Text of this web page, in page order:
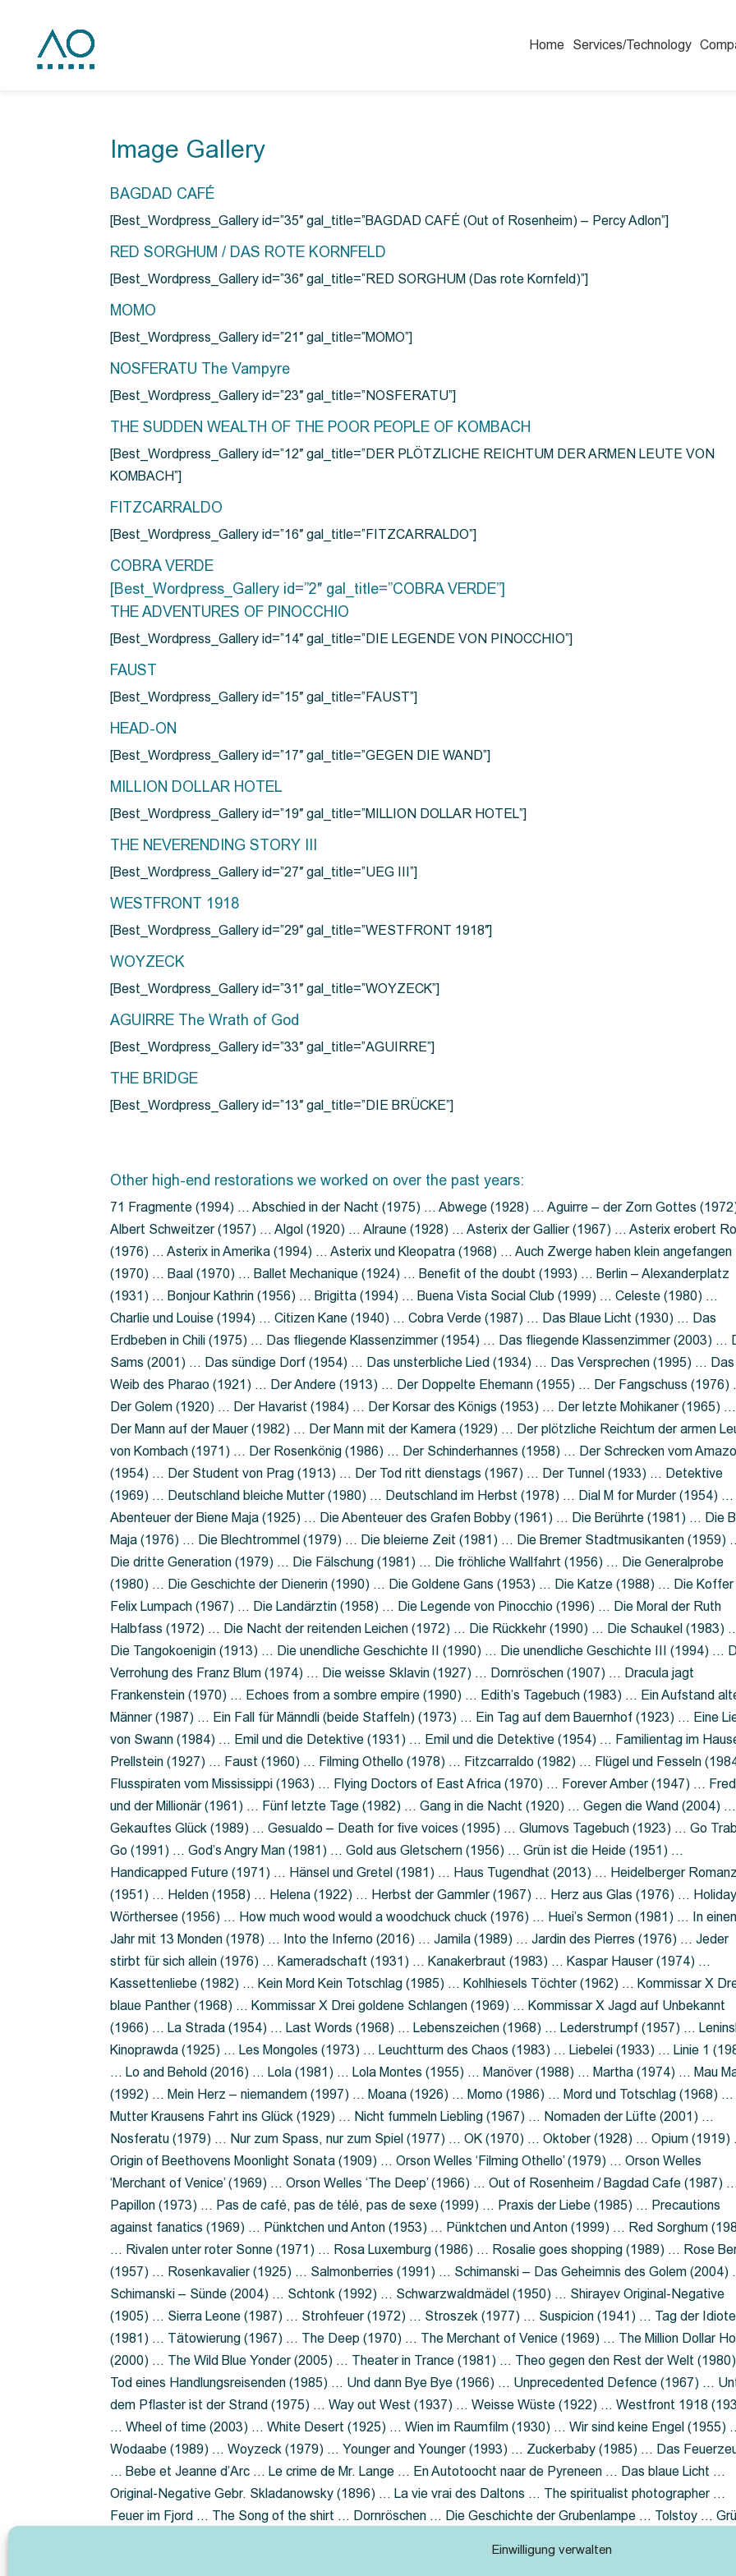
Einwilligung verwalten
Home Services/Technology
Image Gallery
BAGDAD CAFÉ
[Best_Wordpress_Gallery id=”35″ gal_title=”BAGDAD CAFÉ (Out of Rosenheim) – Percy Adlon”]
RED SORGHUM / DAS ROTE KORNFELD
[Best_Wordpress_Gallery id=”36″ gal_title=”RED SORGHUM (Das rote Kornfeld)”]
MOMO
[Best_Wordpress_Gallery id=”21″ gal_title=”MOMO”]
NOSFERATU The Vampyre
[Best_Wordpress_Gallery id=”23″ gal_title=”NOSFERATU”]
THE SUDDEN WEALTH OF THE POOR PEOPLE OF KOMBACH
[Best_Wordpress_Gallery id=”12″ gal_title=”DER PLÖTZLICHE REICHTUM DER ARMEN LEUTE VON
KOMBACH”]
FITZCARRALDO
[Best_Wordpress_Gallery id=”16″ gal_title=”FITZCARRALDO”]
COBRA VERDE
[Best_Wordpress_Gallery id=”2″ gal_title=”COBRA VERDE”]
THE ADVENTURES OF PINOCCHIO
[Best_Wordpress_Gallery id=”14″ gal_title=”DIE LEGENDE VON PINOCCHIO”]
FAUST
[Best_Wordpress_Gallery id=”15″ gal_title=”FAUST”]
HEAD-ON
[Best_Wordpress_Gallery id=”17″ gal_title=”GEGEN DIE WAND”]
MILLION DOLLAR HOTEL
[Best_Wordpress_Gallery id=”19″ gal_title=”MILLION DOLLAR HOTEL”]
THE NEVERENDING STORY III
[Best_Wordpress_Gallery id=”27″ gal_title=”UEG III”]
WESTFRONT 1918
[Best_Wordpress_Gallery id=”29″ gal_title=”WESTFRONT 1918″]
WOYZECK
[Best_Wordpress_Gallery id=”31″ gal_title=”WOYZECK”]
AGUIRRE The Wrath of God
[Best_Wordpress_Gallery id=”33″ gal_title=”AGUIRRE”]
THE BRIDGE
[Best_Wordpress_Gallery id=”13″ gal_title=”DIE BRÜCKE”]
Other high-end restorations we worked on over the past years:
71 Fragmente (1994) … Abschied in der Nacht (1975) … Abwege (1928) … Aguirre – der Zorn Gottes
Albert Schweitzer (1957) … Algol (1920) … Alraune (1928) … Asterix der Gallier (1967) … Asterix erobert
(1976) … Asterix in Amerika (1994) … Asterix und Kleopatra (1968) … Auch Zwerge haben klein angefangen
(1970) … Baal (1970) … Ballet Mechanique (1924) … Benefit of the doubt (1993) … Berlin – Alexanderplatz
(1931) … Bonjour Kathrin (1956) … Brigitta (1994) … Buena Vista Social Club (1999) … Celeste (1980) …
Charlie und Louise (1994) … Citizen Kane (1940) … Cobra Verde (1987) … Das Blaue Licht (1930) … Das
Erdbeben in Chili (1975) … Das fliegende Klassenzimmer (1954) … Das fliegende Klassenzimmer (2003) …
Sams (2001) … Das sündige Dorf (1954) … Das unsterbliche Lied (1934) … Das Versprechen (1995) … Das
Weib des Pharao (1921) … Der Andere (1913) … Der Doppelte Ehemann (1955) … Der Fangschuss (1976)
Der Golem (1920) … Der Havarist (1984) … Der Korsar des Königs (1953) … Der letzte Mohikaner (1965) …
Der Mann auf der Mauer (1982) … Der Mann mit der Kamera (1929) … Der plötzliche Reichtum der armen
von Kombach (1971) … Der Rosenkönig (1986) … Der Schinderhannes (1958) … Der Schrecken vom
(1954) … Der Student von Prag (1913) … Der Tod ritt dienstags (1967) … Der Tunnel (1933) … Detektive
(1969) … Deutschland bleiche Mutter (1980) … Deutschland im Herbst (1978) … Dial M for Murder (1954) …
Abenteuer der Biene Maja (1925) … Die Abenteuer des Grafen Bobby (1961) … Die Berührte (1981) … Die
Maja (1976) … Die Blechtrommel (1979) … Die bleierne Zeit (1981) … Die Bremer Stadtmusikanten (1959)
Die dritte Generation (1979) … Die Fälschung (1981) … Die fröhliche Wallfahrt (1956) … Die Generalprobe
(1980) … Die Geschichte der Dienerin (1990) … Die Goldene Gans (1953) … Die Katze (1988) … Die Koffer
Felix Lumpach (1967) … Die Landärztin (1958) … Die Legende von Pinocchio (1996) … Die Moral der Ruth
Halbfass (1972) … Die Nacht der reitenden Leichen (1972) … Die Rückkehr (1990) … Die Schaukel (1983)
Die Tangokoenigin (1913) … Die unendliche Geschichte II (1990) … Die unendliche Geschichte III (1994) …
Verrohung des Franz Blum (1974) … Die weisse Sklavin (1927) … Dornröschen (1907) … Dracula jagt
Frankenstein (1970) … Echoes from a sombre empire (1990) … Edith’s Tagebuch (1983) … Ein Aufstand
Männer (1987) … Ein Fall für Männdli (beide Staffeln) (1973) … Ein Tag auf dem Bauernhof (1923) … Eine
von Swann (1984) … Emil und die Detektive (1931) … Emil und die Detektive (1954) … Familientag im
Prellstein (1927) … Faust (1960) … Filming Othello (1978) … Fitzcarraldo (1982) … Flügel und Fesseln
Flusspiraten vom Mississippi (1963) … Flying Doctors of East Africa (1970) … Forever Amber (1947) …
und der Millionär (1961) … Fünf letzte Tage (1982) … Gang in die Nacht (1920) … Gegen die Wand (2004) …
Gekauftes Glück (1989) … Gesualdo – Death for five voices (1995) … Glumovs Tagebuch (1923) … Go
Go (1991) … God’s Angry Man (1981) … Gold aus Gletschern (1956) … Grün ist die Heide (1951) …
Handicapped Future (1971) … Hänsel und Gretel (1981) … Haus Tugendhat (2013) … Heidelberger
(1951) … Helden (1958) … Helena (1922) … Herbst der Gammler (1967) … Herz aus Glas (1976) …
Wörthersee (1956) … How much wood would a woodchuck chuck (1976) … Huei’s Sermon (1981) … In
Jahr mit 13 Monden (1978) … Into the Inferno (2016) … Jamila (1989) … Jardin des Pierres (1976) … Jeder
stirbt für sich allein (1976) … Kameradschaft (1931) … Kanakerbraut (1983) … Kaspar Hauser (1974) …
Kassettenliebe (1982) … Kein Mord Kein Totschlag (1985) … Kohlhiesels Töchter (1962) … Kommissar X
blaue Panther (1968) … Kommissar X Drei goldene Schlangen (1969) … Kommissar X Jagd auf Unbekannt
(1966) … La Strada (1954) … Last Words (1968) … Lebenszeichen (1968) … Lederstrumpf (1957) …
Kinoprawda (1925) … Les Mongoles (1973) … Leuchtturm des Chaos (1983) … Liebelei (1933) … Linie 1
… Lo and Behold (2016) … Lola (1981) … Lola Montes (1955) … Manöver (1988) … Martha (1974) … Mau
(1992) … Mein Herz – niemandem (1997) … Moana (1926) … Momo (1986) … Mord und Totschlag (1968) …
Mutter Krausens Fahrt ins Glück (1929) … Nicht fummeln Liebling (1967) … Nomaden der Lüfte (2001) …
Nosferatu (1979) … Nur zum Spass, nur zum Spiel (1977) … OK (1970) … Oktober (1928) … Opium (1919)
Origin of Beethovens Moonlight Sonata (1909) … Orson Welles ‘Filming Othello’ (1979) … Orson Welles
‘Merchant of Venice’ (1969) … Orson Welles ‘The Deep’ (1966) … Out of Rosenheim / Bagdad Cafe (1987) …
Papillon (1973) … Pas de café, pas de télé, pas de sexe (1999) … Praxis der Liebe (1985) … Precautions
against fanatics (1969) … Pünktchen und Anton (1953) … Pünktchen und Anton (1999) … Red Sorghum
… Rivalen unter roter Sonne (1971) … Rosa Luxemburg (1986) … Rosalie goes shopping (1989) … Rose
(1957) … Rosenkavalier (1925) … Salmonberries (1991) … Schimanski – Das Geheimnis des Golem (2004)
Schimanski – Sünde (2004) … Schtonk (1992) … Schwarzwaldmädel (1950) … Shirayev Original-Negative
(1905) … Sierra Leone (1987) … Strohfeuer (1972) … Stroszek (1977) … Suspicion (1941) … Tag der
(1981) … Tätowierung (1967) … The Deep (1970) … The Merchant of Venice (1969) … The Million Dollar
(2000) … The Wild Blue Yonder (2005) … Theater in Trance (1981) … Theo gegen den Rest der Welt
Tod eines Handlungsreisenden (1985) … Und dann Bye Bye (1966) … Unprecedented Defence (1967) …
dem Pflaster ist der Strand (1975) … Way out West (1937) … Weisse Wüste (1922) … Westfront 1918
… Wheel of time (2003) … White Desert (1925) … Wien im Raumfilm (1930) … Wir sind keine Engel (1955)
Wodaabe (1989) … Woyzeck (1979) … Younger and Younger (1993) … Zuckerbaby (1985) … Das
… Bebe et Jeanne d’Arc … Le crime de Mr. Lange … En Autotoocht naar de Pyreneen … Das blaue Licht …
Original-Negative Gebr. Skladanowsky (1896) … La vie vrai des Daltons … The spiritualist photographer …
Feuer im Fjord … The Song of the shirt … Dornröschen … Die Geschichte der Grubenlampe … Tolstoy …